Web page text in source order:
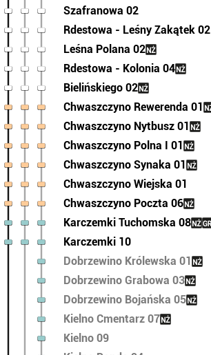
Szafranowa 02
Rdestowa - Leśny Zakątek 02
Leśna Polana 02
Rdestowa - Kolonia 04
Bielińskiego 02
Chwaszczyno Rewerenda 01
Chwaszczyno Nytbusz 01
Chwaszczyno Polna I 01
Chwaszczyno Synaka 01
Chwaszczyno Wiejska 01
Chwaszczyno Poczta 06
Karczemki Tuchomska 08
Karczemki 10
Dobrzewino Królewska 01
Dobrzewino Grabowa 03
Dobrzewino Bojańska 05
Kielno Cmentarz 07
Kielno 09